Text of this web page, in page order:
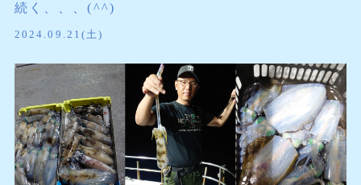
続く、、、(^^)
2024.09.21(土)